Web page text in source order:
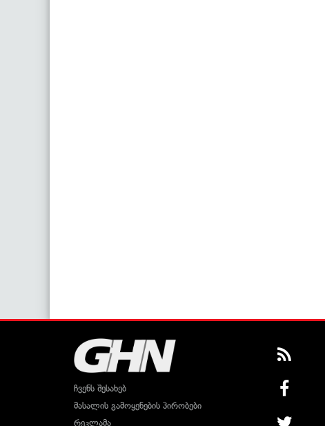
ჩვენს შესახებ
მასალის გამოყენების პირობები
რეკლამა